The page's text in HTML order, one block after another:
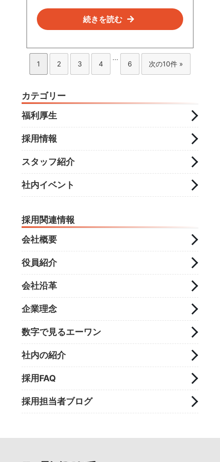
続きを読む
1 2 3 4
...
6 次の10件 »
カテゴリー
福利厚生
採用情報
スタッフ紹介
社内イベント
採用関連情報
会社概要
役員紹介
会社沿革
企業理念
数字で見るエーワン
社内の紹介
採用FAQ
採用担当者ブログ